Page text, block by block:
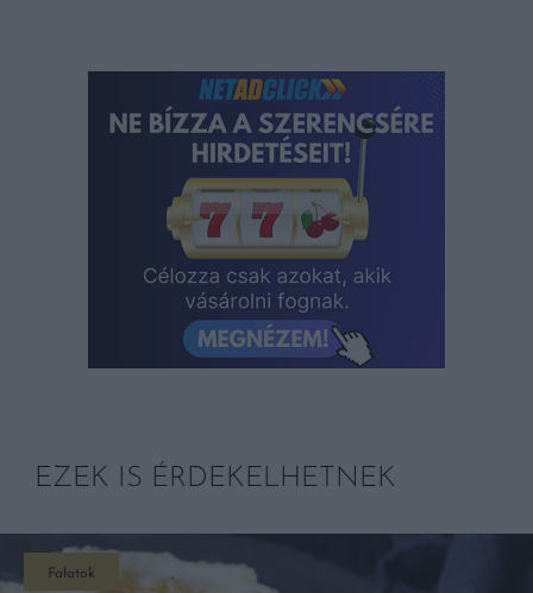
EZEK IS ÉRDEKELHETNEK
Falatok